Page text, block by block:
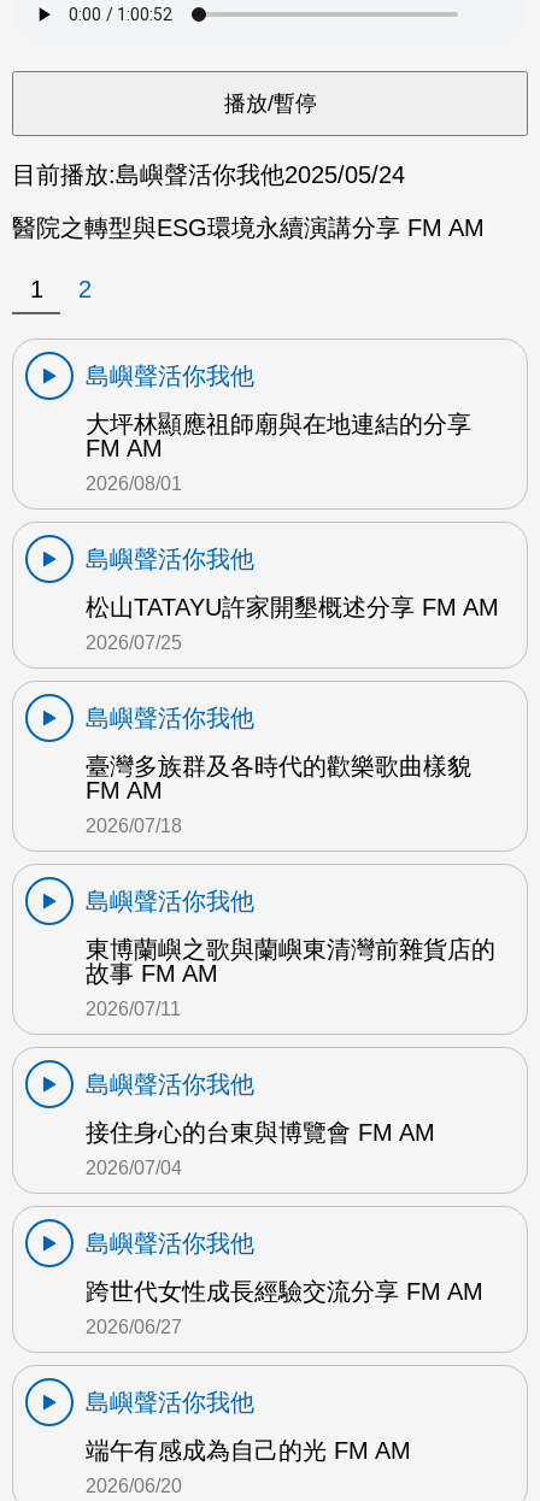
目前播放:島嶼聲活你我他2025/05/24
醫院之轉型與ESG環境永續演講分享 FM AM
1 2
島嶼聲活你我他
大坪林顯應祖師廟與在地連結的分享
FM AM
2026/08/01
島嶼聲活你我他
松山TATAYU許家開墾概述分享 FM AM
2026/07/25
島嶼聲活你我他
臺灣多族群及各時代的歡樂歌曲樣貌
FM AM
2026/07/18
島嶼聲活你我他
東博蘭嶼之歌與蘭嶼東清灣前雜貨店的
故事 FM AM
2026/07/11
島嶼聲活你我他
接住身心的台東與博覽會 FM AM
2026/07/04
島嶼聲活你我他
跨世代女性成長經驗交流分享 FM AM
2026/06/27
島嶼聲活你我他
端午有感成為自己的光 FM AM
2026/06/20